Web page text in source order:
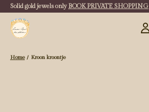
Solid gold jewels only BOOK PRIVATE SHOPPING
Home / Kroon kroontje